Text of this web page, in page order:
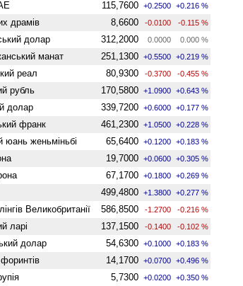
115,7600 +0.2500 +0.216 %
драмів 8,6600 -0.0100 -0.115 %
долар 312,2000 0.0000 0.000 %
манат 251,1300 +0.5500 +0.219 %
реал 80,9300 -0.3700 -0.455 %
рубль 170,5800 +1.0900 +0.643 %
долар 339,7200 +0.6000 +0.177 %
франк 461,2300 +1.0500 +0.228 %
юань женьмiньбi 65,6400 +0.1200 +0.183 %
19,7000 +0.0600 +0.305 %
67,1700 +0.1800 +0.269 %
499,4800 +1.3800 +0.277 %
Велико­британії 586,8500 -1.2700 -0.216 %
ларі 137,1500 -0.1400 -0.102 %
долар 54,6300 +0.1000 +0.183 %
14,1700 +0.0700 +0.496 %
5,7300 +0.0200 +0.350 %